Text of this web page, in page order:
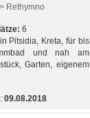
Rethymno
6
Pitsidia, Kreta, für bis
und nah am
Garten, eigenem
09.08.2018